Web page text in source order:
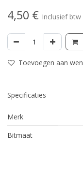
4,50 € Inclusief btw
Toevoegen aan
Specificaties
Merk
Bitmaat